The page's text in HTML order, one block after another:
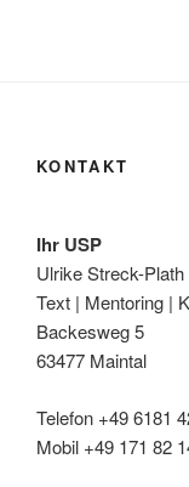
KONTAKT
Ihr USP
Ulrike Streck-Plath
Text | Mentoring |
Backesweg 5
63477 Maintal
Telefon +49 6181
Mobil +49 171 82